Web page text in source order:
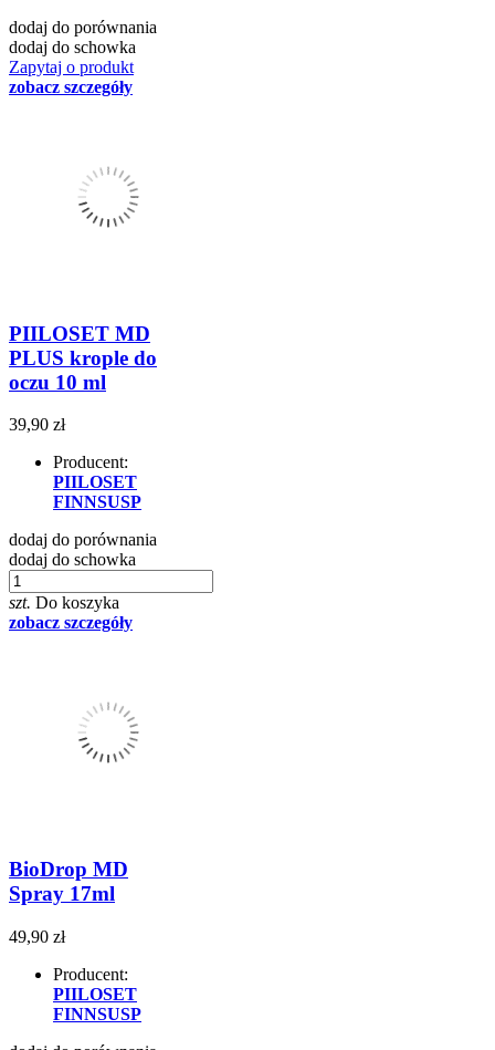
dodaj do porównania
dodaj do schowka
Zapytaj o produkt
zobacz szczegóły
PIILOSET MD
PLUS krople do
oczu 10 ml
39,90 zł
Producent:
PIILOSET
FINNSUSP
dodaj do porównania
dodaj do schowka
szt. Do koszyka
zobacz szczegóły
BioDrop MD
Spray 17ml
49,90 zł
Producent:
PIILOSET
FINNSUSP